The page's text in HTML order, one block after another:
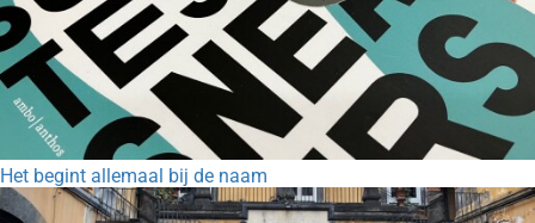
Het begint allemaal bij de naam